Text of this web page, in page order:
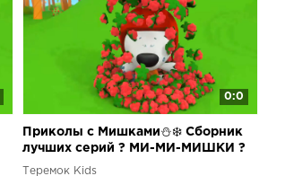
0:0
Приколы с Мишками⛄❄️ Сборник
лучших серий ? МИ-МИ-МИШКИ ?
Теремок Kids